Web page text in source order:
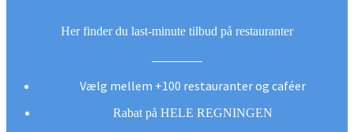
Her finder du last-minute tilbud på restauranter
Vælg mellem +100 restauranter og caféer
Rabat på HELE REGNINGEN